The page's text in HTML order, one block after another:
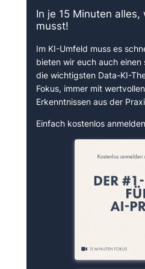
In je 15 Minuten alles,
musst!
Im KI-Umfeld muss es
bieten wir euch auch einen
die wichtigsten Data-KI-
Fokus, immer mit
Erkenntnissen aus der
Einfach kostenlos